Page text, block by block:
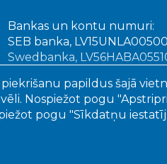
Bankas un kontu numuri:
SEB banka,
Swedbanka,
papildus šajā
Nospiežot pogu
pogu "Sīkdatņu